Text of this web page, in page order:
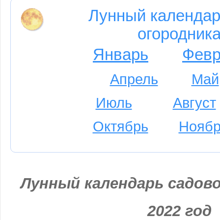
Лунный
Январь
Апрель
Май
Июль
Август
Октябрь
Лунный календарь
2022 год